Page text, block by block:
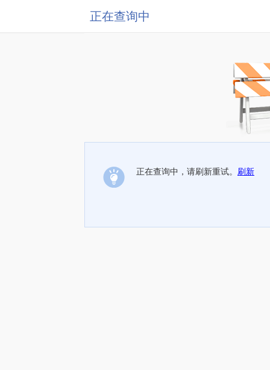
正在查询中
正在查询中，请刷新重试。 刷新